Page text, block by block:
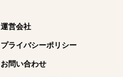
運営会社
プライバシーポリシー
お問い合わせ